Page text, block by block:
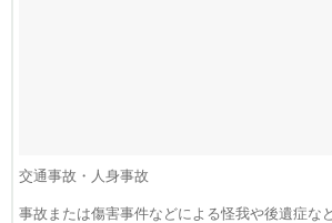
交通事故・人身事故
事故または傷害事件などによる怪我や後遺症な